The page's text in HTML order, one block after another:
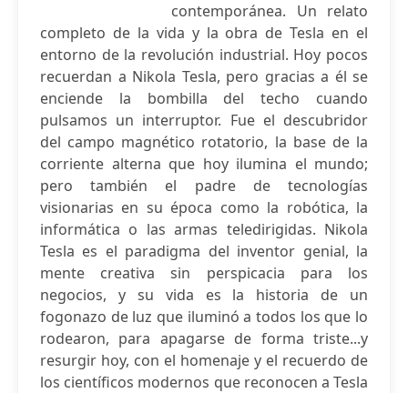
contemporánea. Un relato
completo de la vida y la obra de Tesla en el
entorno de la revolución industrial. Hoy pocos
recuerdan a Nikola Tesla, pero gracias a él se
enciende la bombilla del techo cuando
pulsamos un interruptor. Fue el descubridor
del campo magnético rotatorio, la base de la
corriente alterna que hoy ilumina el mundo;
pero también el padre de tecnologías
visionarias en su época como la robótica, la
informática o las armas teledirigidas. Nikola
Tesla es el paradigma del inventor genial, la
mente creativa sin perspicacia para los
negocios, y su vida es la historia de un
fogonazo de luz que iluminó a todos los que lo
rodearon, para apagarse de forma triste...y
resurgir hoy, con el homenaje y el recuerdo de
los científicos modernos que reconocen a Tesla